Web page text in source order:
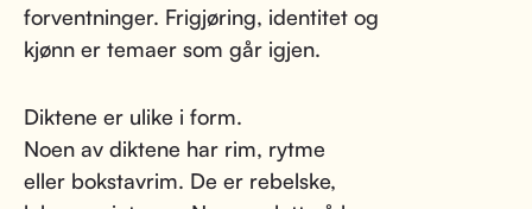
forventninger. Frigjøring, identitet og
kjønn er temaer som går igjen.
Diktene er ulike i form.
Noen av diktene har rim, rytme
eller bokstavrim. De er rebelske,